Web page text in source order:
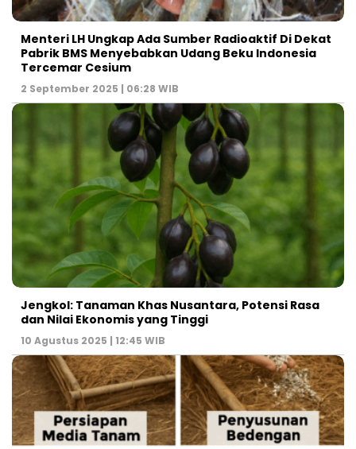
Menteri LH Ungkap Ada Sumber Radioaktif Di Dekat
Pabrik BMS Menyebabkan Udang Beku Indonesia
Tercemar Cesium
2 September 2025 | 06:28 WIB
Jengkol: Tanaman Khas Nusantara, Potensi Rasa
dan Nilai Ekonomis yang Tinggi
10 Agustus 2025 | 12:45 WIB